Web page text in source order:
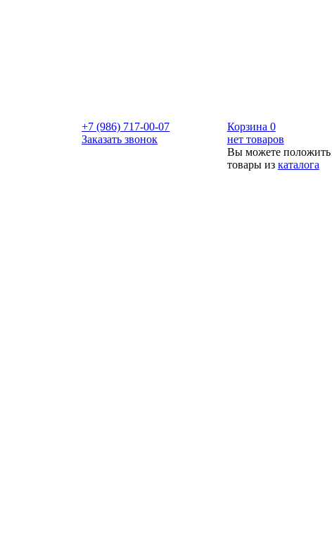
+7 (986) 717-00-07
Заказать звонок
Корзина 0
нет товаров
Вы можете положить
товары из каталога